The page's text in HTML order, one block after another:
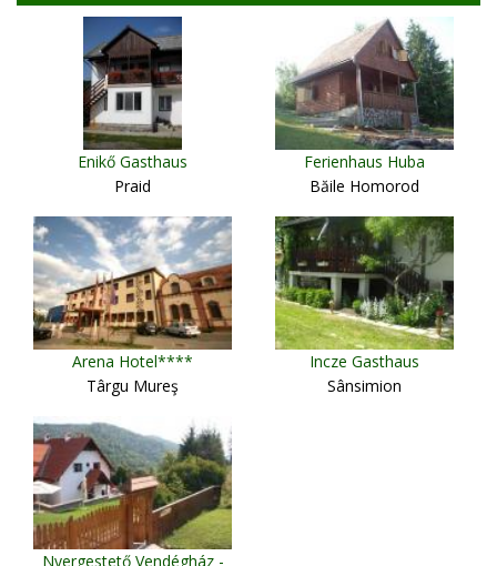
Enikő Gasthaus
Praid
Ferienhaus Huba
Băile Homorod
Arena Hotel****
Târgu Mureş
Incze Gasthaus
Sânsimion
Nyergestető Vendégház -